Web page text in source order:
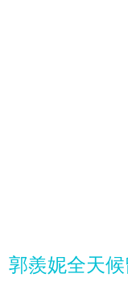
郭羨妮全天